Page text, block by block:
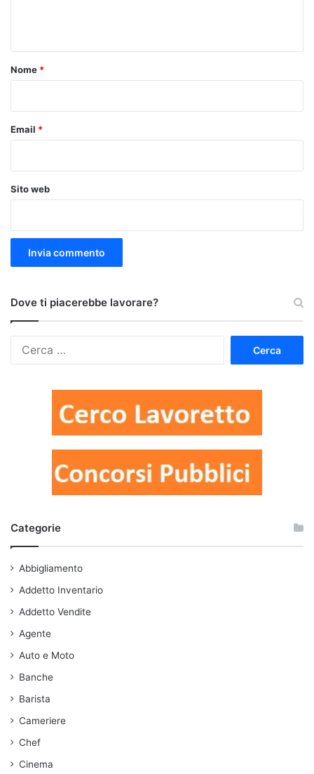
o
Nome *
Email *
Sito web
Dove ti piacerebbe lavorare?
Categorie
Abbigliamento
Addetto Inventario
Addetto Vendite
Agente
Auto e Moto
Banche
Barista
Cameriere
Chef
Cinema